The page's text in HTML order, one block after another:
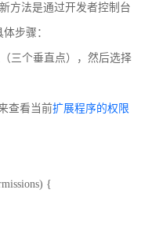
方法是通过开发者控制台
步骤：
三个垂直点），然后选择
查看当前扩展程序的权限
{